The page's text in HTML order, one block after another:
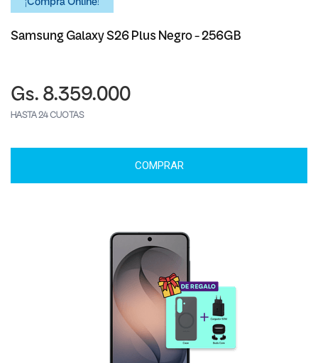
¡Comprá Online!
Samsung Galaxy S26 Plus Negro - 256GB
Gs. 8.359.000
HASTA 24 CUOTAS
COMPRAR